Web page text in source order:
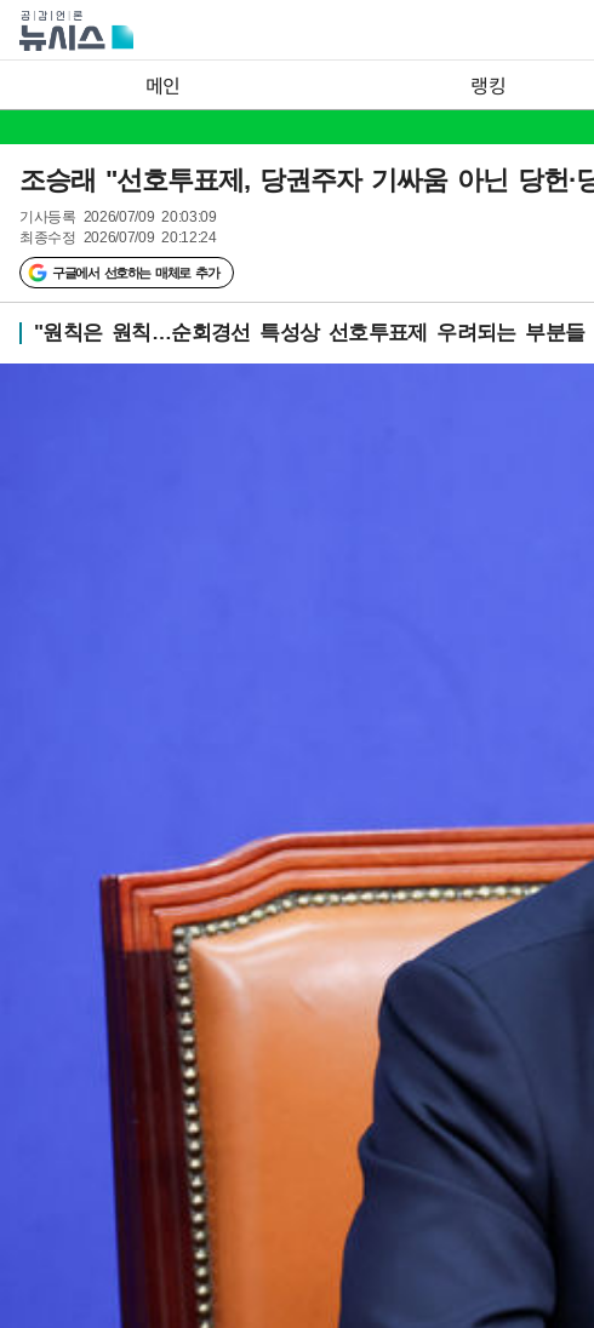
메인 랭킹
조승래 "선호투표제, 당권주자 기싸움 아닌 당헌
기사등록 2026/07/09 20:03:09
최종수정 2026/07/09 20:12:24
구글에서 선호하는 매체로 추가
"원칙은 원칙…순회경선 특성상 선호투표제 우려되는 부분들